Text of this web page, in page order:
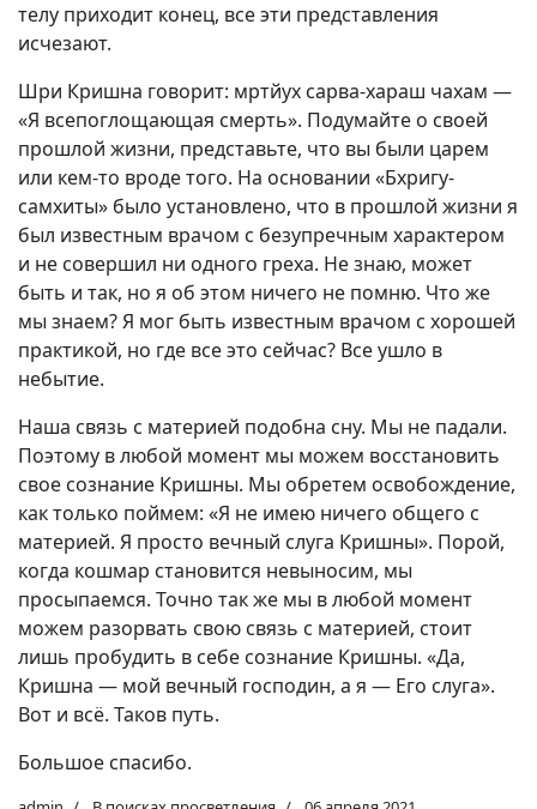
телу приходит конец, все эти представления
исчезают.
Шри Кришна говорит: мртйух сарва-хараш чахам —
«Я всепоглощающая смерть». Подумайте о своей
прошлой жизни, представьте, что вы были царем
или кем-то вроде того. На основании «Бхригу-
самхиты» было установлено, что в прошлой жизни я
был известным врачом с безупречным характером
и не совершил ни одного греха. Не знаю, может
быть и так, но я об этом ничего не помню. Что же
мы знаем? Я мог быть известным врачом с хорошей
практикой, но где все это сейчас? Все ушло в
небытие.
Наша связь с материей подобна сну. Мы не падали.
Поэтому в любой момент мы можем восстановить
свое сознание Кришны. Мы обретем освобождение,
как только поймем: «Я не имею ничего общего с
материей. Я просто вечный слуга Кришны». Порой,
когда кошмар становится невыносим, мы
просыпаемся. Точно так же мы в любой момент
можем разорвать свою связь с материей, стоит
лишь пробудить в себе сознание Кришны. «Да,
Кришна — мой вечный господин, а я — Его слуга».
Вот и всё. Таков путь.
Большое спасибо.